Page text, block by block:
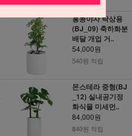
홍콩야자 탁상용
(BJ_09) 축하화분
배달 개업 거..
54,000원
540원 적립
몬스테라 중형(BJ
_12) 실내공기정
화식물 미세먼..
84,000원
840원 적립